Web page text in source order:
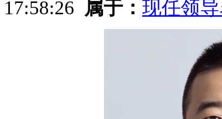
17:58:26
属于： 现任领